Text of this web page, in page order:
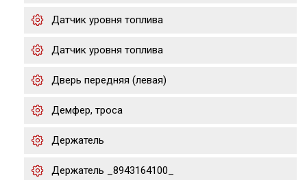
Датчик уровня топлива
Датчик уровня топлива
Дверь передняя (левая)
Демфер, троса
Держатель
Держатель _8943164100_